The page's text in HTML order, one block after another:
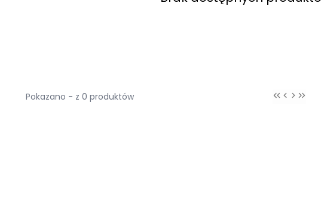
Pokazano - z 0 produktów